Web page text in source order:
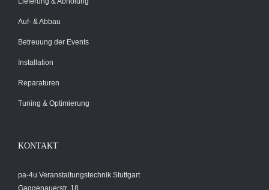
Auf- & Abbau
Betreuung der Events
Installation
Reparaturen
Tuning & Optimierung
KONTAKT
pa-4u Veranstaltungstechnik Stuttgart
Gaggenauerstr. 18